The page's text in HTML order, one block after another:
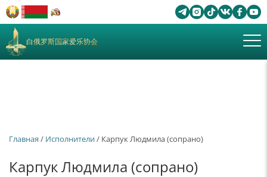
白俄罗斯国家爱乐协会
Главная / Исполнители/ Карпук Людмила (сопрано)
Карпук Людмила (сопрано)